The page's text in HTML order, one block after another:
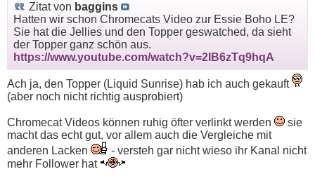
Zitat von baggins
Hatten wir schon Chromecats Video zur Essie Boho LE?
Sie hat die Jellies und den Topper geswatched, da sieht
der Topper ganz schön aus.
https://www.youtube.com/watch?v=2IB6zTq9hqA
Ach ja, den Topper (Liquid Sunrise) hab ich auch gekauft
(aber noch nicht richtig ausprobiert)
Chromecat Videos können ruhig öfter verlinkt werden
sie
macht das echt gut, vor allem auch die Vergleiche mit
anderen Lacken
- versteh gar nicht wieso ihr Kanal nicht
mehr Follower hat